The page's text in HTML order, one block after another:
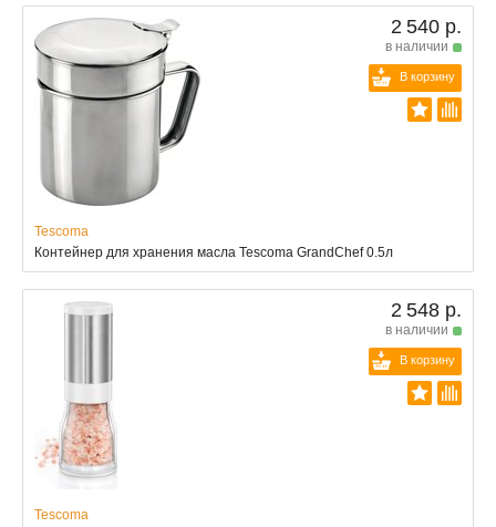
2 540 р.
в наличии
В корзину
Tescoma
Контейнер для хранения масла Tescoma GrandChef 0.5л
2 548 р.
в наличии
В корзину
Tescoma